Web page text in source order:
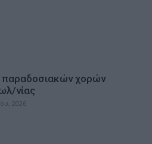
χορών
νίας
2026